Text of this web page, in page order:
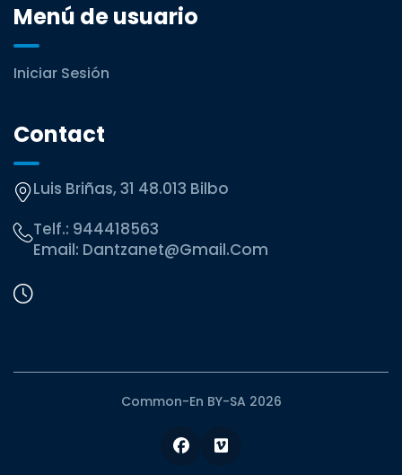
Menú de usuario
Iniciar Sesión
Contact
Luis Briñas, 31 48.013 Bilbo
Telf.: 944418563
Email: Dantzanet@gmail.com
Common-En BY-SA 2026
Facebook
Vimeo